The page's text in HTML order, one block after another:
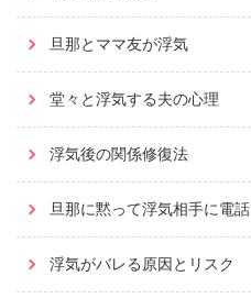
旦那とママ友が浮気
堂々と浮気する夫の心理
浮気後の関係修復法
旦那に黙って浮気相手に電話
浮気がバレる原因とリスク